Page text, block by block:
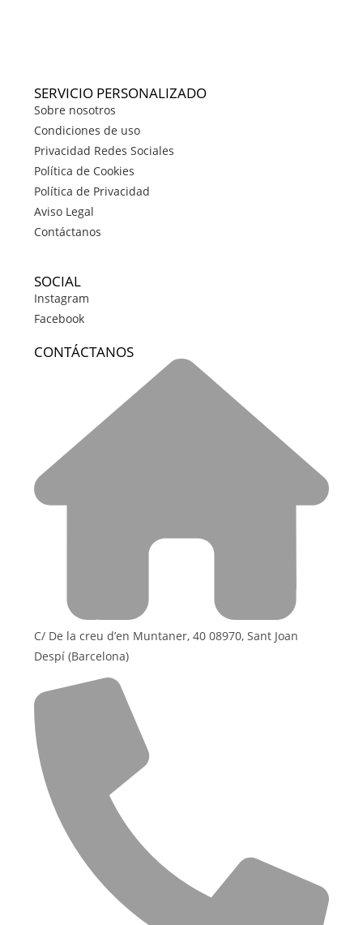
SERVICIO PERSONALIZADO
Sobre nosotros
Condiciones de uso
Privacidad Redes Sociales
Política de Cookies
Política de Privacidad
Aviso Legal
Contáctanos
SOCIAL
Instagram
Facebook
CONTÁCTANOS
C/ De la creu d’en Muntaner, 40 08970, Sant Joan
Despí (Barcelona)